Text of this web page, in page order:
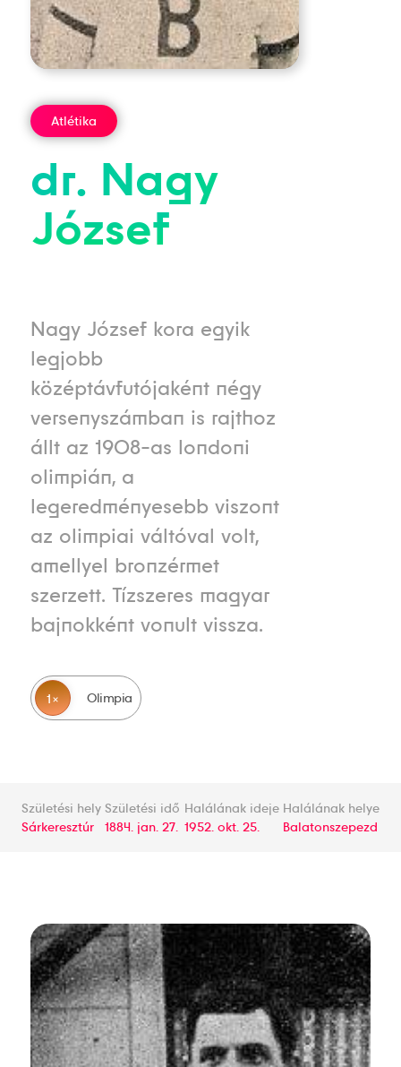
Atlétika
dr. Nagy
József
Nagy József kora egyik
legjobb
középtávfutójaként négy
versenyszámban is rajthoz
állt az 1908-as londoni
olimpián, a
legeredményesebb viszont
az olimpiai váltóval volt,
amellyel bronzérmet
szerzett. Tízszeres magyar
bajnokként vonult vissza.
1 Olimpia
Születési hely
Sárkeresztúr
Születési idő
1884. jan. 27.
Halálának ideje
1952. okt. 25.
Halálának helye
Balatonszepezd